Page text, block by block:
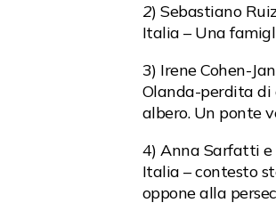
2) Sebastiano
Italia – Una
3) Irene Cohen-
Olanda-perdita di
albero. Un ponte
4) Anna Sarfatti
Italia – contesto
oppone alla